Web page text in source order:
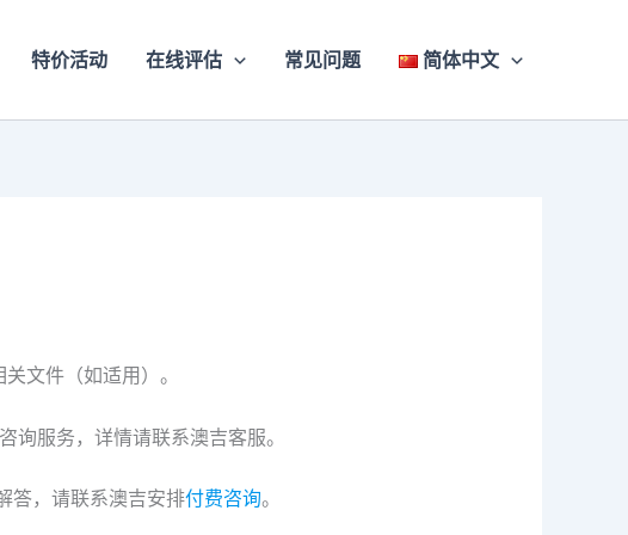
特价活动 在线评估 常见问题 简体中文
文件（如适用）。
服务，详情请联系澳吉客服。
答，请联系澳吉安排付费咨询。